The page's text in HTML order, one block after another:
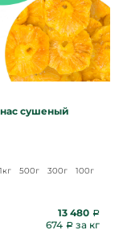
сушеный
1кг 500г 300г 100г
13 480
674
за кг